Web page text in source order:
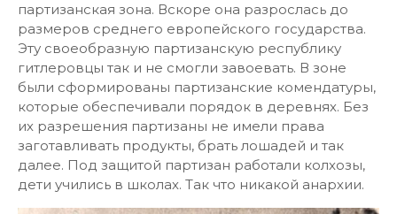
партизанская зона. Вскоре она разрослась до
размеров среднего европейского государства.
Эту своеобразную партизанскую республику
гитлеровцы так и не смогли завоевать. В зоне
были сформированы партизанские комендатуры,
которые обеспечивали порядок в деревнях. Без
их разрешения партизаны не имели права
заготавливать продукты, брать лошадей и так
далее. Под защитой партизан работали колхозы,
дети учились в школах. Так что никакой анархии.